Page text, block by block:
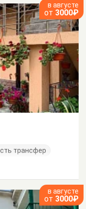
в августе
от 3000₽
трансфер
в августе
от 3000₽